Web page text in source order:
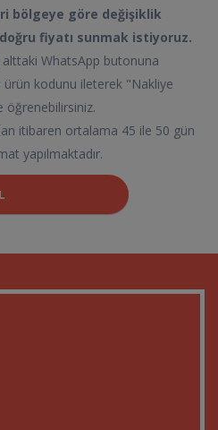
bölgeye göre değişiklik
fiyatı sunmak istiyoruz.
WhatsApp butonuna
kodunu ileterek "Nakliye
öğrenebilirsiniz.
itibaren ortalama 45 ile 50 gün
yapılmaktadır.